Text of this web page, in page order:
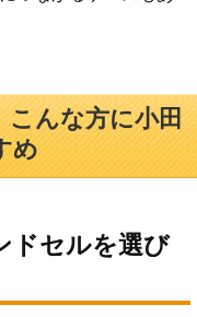
こんな方に小田
め
ドセルを選び